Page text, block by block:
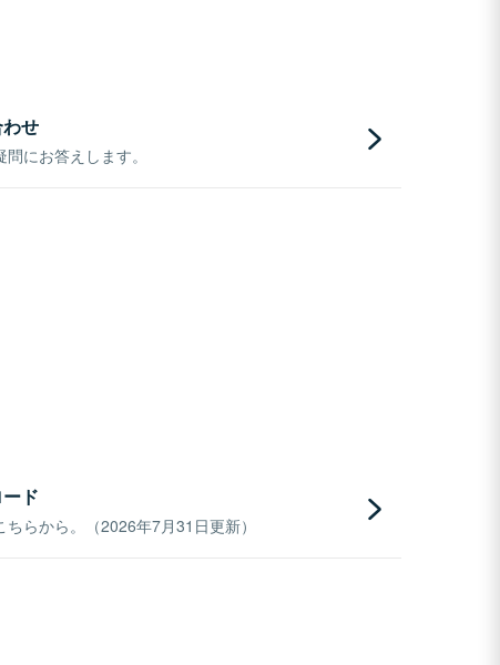
せ
にお答えします。
ド
らから。（2026年7月31日更新）